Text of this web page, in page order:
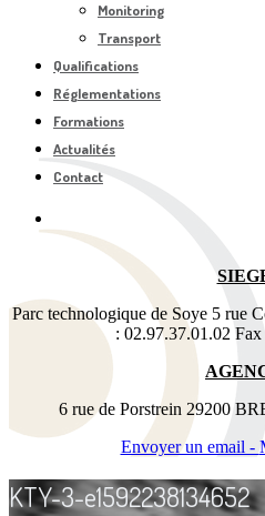
Monitoring
Transport
Qualifications
Réglementations
Formations
Actualités
Contact
Parc technologique de Soye 5 rue
: 02.97.37.01.02
6 rue de Porstrein 29200
Envoyer un email -
KTY-3-e1592238134652